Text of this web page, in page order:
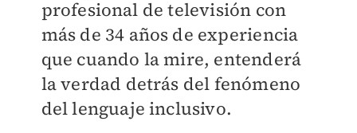
profesional de televisión con
más de 34 años de experiencia
que cuando la mire, entenderá
la verdad detrás del fenómeno
del lenguaje inclusivo.